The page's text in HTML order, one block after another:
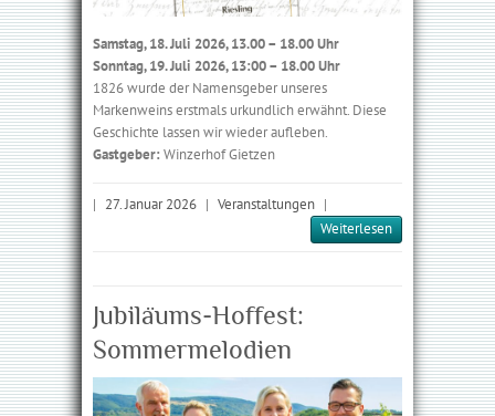
Samstag, 18. Juli 2026, 13.00 – 18.00 Uhr
Sonntag, 19. Juli 2026, 13:00 – 18.00 Uhr
1826 wurde der Namensgeber unseres
Markenweins erstmals urkund­lich erwähnt. Diese
Geschichte lassen wir wieder aufleben.
Gastgeber: Winzerhof Gietzen
| 27. Januar 2026 | Veranstaltungen |
Weiterlesen
Jubiläums-Hoffest:
Sommermelodien